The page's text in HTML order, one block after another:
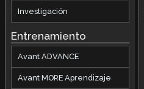
Investigación
Entrenamiento
Avant ADVANCE
Avant MORE Aprendizaje